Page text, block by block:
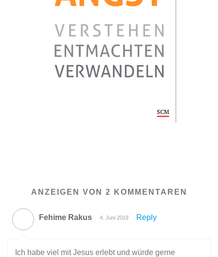
ANZEIGEN VON 2 KOMMENTAREN
Fehime Rakus 4. Juni 2019 Reply
Ich habe viel mit Jesus erlebt und würde gerne